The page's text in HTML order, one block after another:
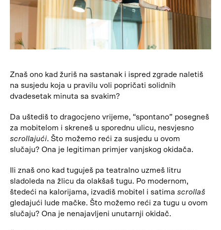
Znaš ono kad žuriš na sastanak i ispred zgrade naletiš
na susjedu koja u pravilu voli popričati solidnih
dvadesetak minuta sa svakim?
Da uštediš to dragocjeno vrijeme, “spontano” posegneš
za mobitelom i skreneš u sporednu ulicu, nesvjesno
scrollajući. Što možemo reći za susjedu u ovom
slučaju? Ona je legitiman primjer vanjskog okidača.
Ili znaš ono kad tuguješ pa teatralno uzmeš litru
sladoleda na žlicu da olakšaš tugu. Po modernom,
štedeći na kalorijama, izvadiš mobitel i satima scrollaš
gledajući lude mačke. Što možemo reći za tugu u ovom
slučaju? Ona je nenajavljeni unutarnji okidač.